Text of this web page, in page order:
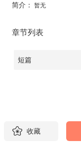
简介： 暂无
章节列表
短篇
收藏